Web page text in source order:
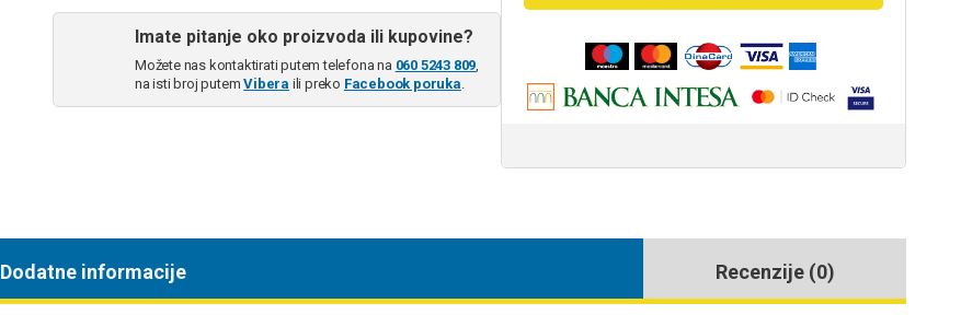
Imate pitanje oko proizvoda ili kupovine?
Možete nas kontaktirati putem telefona na 060 5243 809,
na isti broj putemVibera ili preko Facebook poruka.
Dodatne informacije Recenzije (0)